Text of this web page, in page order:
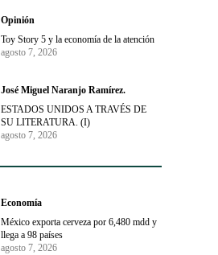
Opinión
Toy Story 5 y la economía de la atención
agosto 7, 2026
José Miguel Naranjo Ramírez.
ESTADOS UNIDOS A TRAVÉS DE
SU LITERATURA. (I)
agosto 7, 2026
Economía
México exporta cerveza por 6,480 mdd y
llega a 98 países
agosto 7, 2026